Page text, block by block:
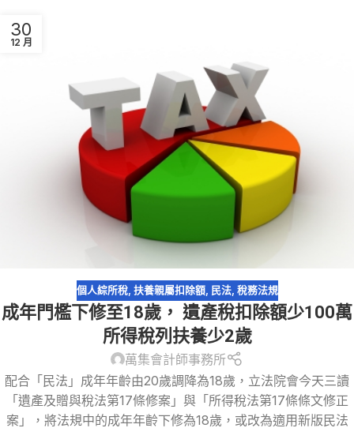
30
12 月
個人綜所稅, 扶養親屬扣除額, 民法, 稅務法規
成年門檻下修至18歲， 遺產稅扣除額少100萬
所得稅列扶養少2歲
萬集會計師事務所
配合「民法」成年年齡由20歲調降為18歲，立法院會今天三讀
「遺產及贈與稅法第17條修案」與「所得稅法第17條條文修正
案」，將法規中的成年年齡下修為18歲，或改為適用新版民法